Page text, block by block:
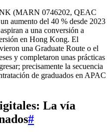
(MARN 0746202, QEAC
aumento del 40 % desde 2023
a una conversión a
en Hong Kong. El
una Graduate Route o el
y completaron unas prácticas
precisamente la secuencia
de graduados en APAC
La vía
#